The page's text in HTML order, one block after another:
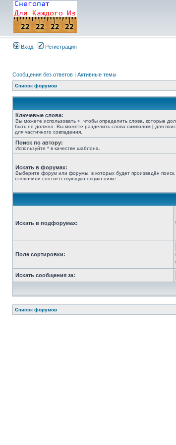
Вход Регистрация
Сообщения без ответов | Активные темы
Список форумов
Ключевые слова:
Вы можете использовать + , чтобы определить слова, которые
быть не должно. Вы можете разделить слова символом | для
для частичного совпадения.
Поиск по автору:
Используйте * в качестве шаблона.
Искать в форумах:
Выберите форум или форумы, в которых будет произведён
отключили соответствующую опцию ниже.
Искать в подфорумах:
Поле сортировки:
Искать сообщения за:
Список форумов